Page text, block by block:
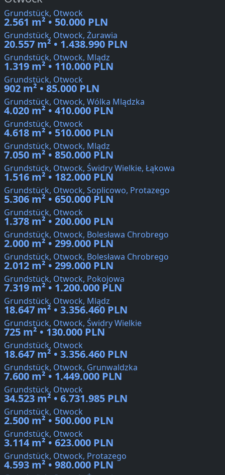
Grundstück, Otwock
2.561 m² • 50.000 PLN
Grundstück, Otwock, Żurawia
20.557 m² • 1.438.990 PLN
Grundstück, Otwock, Mlądz
1.319 m² • 110.000 PLN
Grundstück, Otwock
902 m² • 85.000 PLN
Grundstück, Otwock, Wólka Mlądzka
4.020 m² • 410.000 PLN
Grundstück, Otwock
4.618 m² • 510.000 PLN
Grundstück, Otwock, Mlądz
7.050 m² • 850.000 PLN
Grundstück, Otwock, Świdry Wielkie, Łąkowa
1.516 m² • 182.000 PLN
Grundstück, Otwock, Soplicowo, Protazego
5.306 m² • 650.000 PLN
Grundstück, Otwock
1.378 m² • 200.000 PLN
Grundstück, Otwock, Bolesława Chrobrego
2.000 m² • 299.000 PLN
Grundstück, Otwock, Bolesława Chrobrego
2.012 m² • 299.000 PLN
Grundstück, Otwock, Pokojowa
7.319 m² • 1.200.000 PLN
Grundstück, Otwock, Mlądz
18.647 m² • 3.356.460 PLN
Grundstück, Otwock, Świdry Wielkie
725 m² • 130.000 PLN
Grundstück, Otwock
18.647 m² • 3.356.460 PLN
Grundstück, Otwock, Grunwaldzka
7.600 m² • 1.449.000 PLN
Grundstück, Otwock
34.523 m² • 6.731.985 PLN
Grundstück, Otwock
2.500 m² • 500.000 PLN
Grundstück, Otwock
3.114 m² • 623.000 PLN
Grundstück, Otwock, Protazego
4.593 m² • 980.000 PLN